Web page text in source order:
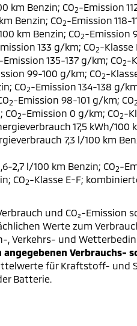
km Benzin; CO2-Emission
Benzin; CO2-Emission 118-
km Benzin; CO2-Emission
133 g/km; CO2-Klasse
-Emission 135-137 g/km; CO2-
99-100 g/km; CO2-
CO2-Emission 134-138 g/
2-Emission 98-101 g/km; CO2
CO2-Emission 0 g/km; CO2-
17,5 kWh/100
7,3 l/100 km
2,7 l/100 km Benzin; CO2-
CO2-Klasse E-F;
und CO₂-
Werte zum
, Verkehrs- und
Verbrauchs-
für Kraftstoff- und
Batterie.